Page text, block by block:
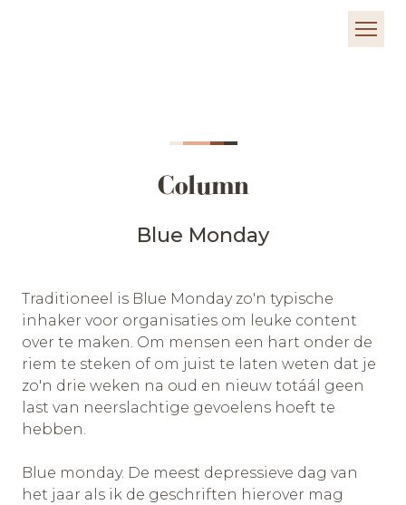
Column
Blue Monday
Traditioneel is Blue Monday zo'n typische
inhaker voor organisaties om leuke content
over te maken. Om mensen een hart onder de
riem te steken of om juist te laten weten dat je
zo'n drie weken na oud en nieuw totáál geen
last van neerslachtige gevoelens hoeft te
hebben.
Blue monday. De meest depressieve dag van
het jaar als ik de geschriften hierover mag